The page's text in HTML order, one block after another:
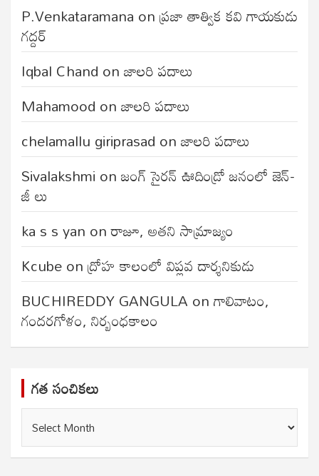
P.Venkataramana onప్రజా తాత్విక కవి గాయకుడు
గద్దర్
Iqbal Chand onజాలరి పదాలు
Mahamood onజాలరి పదాలు
chelamallu giriprasad onజాలరి పదాలు
Sivalakshmi onజంగ్‌ సైరన్‌ ఊదిండ్రో జనంలో జెన్-
జీ లు
ka s s yan onరాజూ, అతని సామ్రాజ్యం
Kcubeonద్రోహ కాలంలో విప్లవ దార్శనికుడు
BUCHIREDDY GANGULA onగాలివాటం,
గందరగోళం, నిర్బంధకాలం
గత సంచికలు
గత
సంచికలు